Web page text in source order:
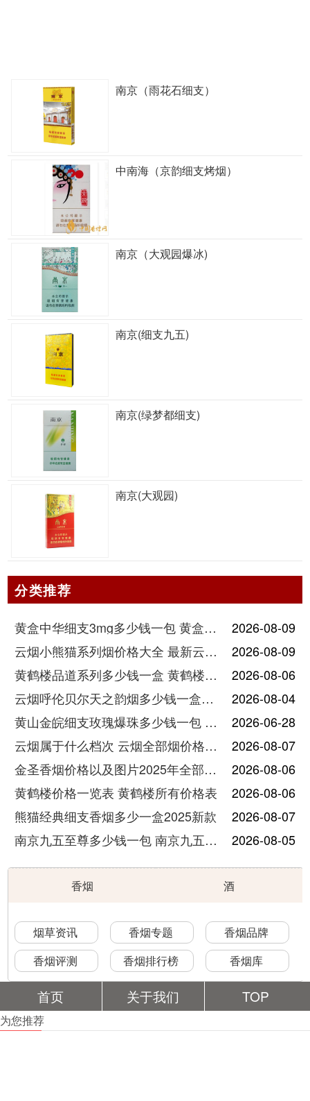
南京（雨花石细支）
中南海（京韵细支烤烟）
南京（大观园爆冰)
南京(细支九五)
南京(绿梦都细支)
南京(大观园)
分类推荐
黄盒中华细支3mg多少钱一包 黄盒中华细支3mg香烟价格查询
2026-08-09
云烟小熊猫系列烟价格大全 最新云烟小熊猫图片报价
2026-08-09
黄鹤楼品道系列多少钱一盒 黄鹤楼品道系列香烟价格表图片
2026-08-06
云烟呼伦贝尔天之韵烟多少钱一盒中支价格
2026-08-04
黄山金皖细支玫瑰爆珠多少钱一包 黄山金皖细支玫瑰爆珠2025最新价格
2026-06-28
云烟属于什么档次 云烟全部烟价格表大全
2026-08-07
金圣香烟价格以及图片2025年全部价格
2026-08-06
黄鹤楼价格一览表 黄鹤楼所有价格表
2026-08-06
熊猫经典细支香烟多少一盒2025新款
2026-08-07
南京九五至尊多少钱一包 南京九五至尊价格及图片
2026-08-05
香烟 酒
烟草资讯 香烟专题
香烟品牌
香烟评测
香烟排行榜 香烟库
首页 关于我们 TOP
为您推荐